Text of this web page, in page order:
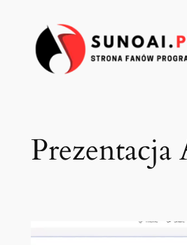
treści
Prezentacja